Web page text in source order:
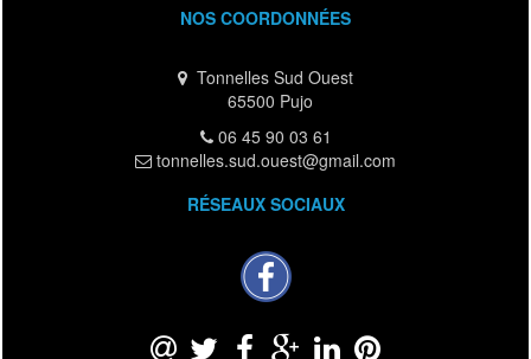
NOS COORDONNÉES
Tonnelles Sud Ouest
65500 Pujo
06 45 90 03 61
tonnelles.sud.ouest@gmail.com
RÉSEAUX SOCIAUX